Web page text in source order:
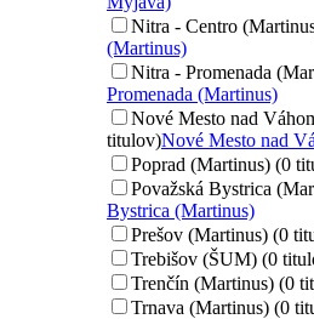
Nitra - Centro
(Martinus)
Nitra - Promenada
Promenada (Martinus)
Nové Mesto nad
titulov)Nové Mesto nad
Poprad (Martinus) (0
Považská Bystrica
Bystrica (Martinus)
Prešov (Martinus) (0
Trebišov (ŠUM) (0
Trenčín (Martinus) (0
Trnava (Martinus) (0